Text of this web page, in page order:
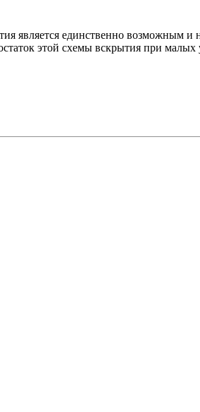
является единственно возможным и
этой схемы вскрытия при